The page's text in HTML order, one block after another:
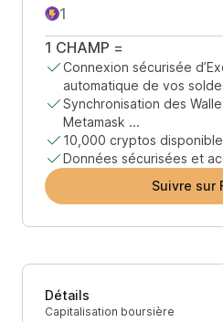
1 CHAMP =
Connexion sécurisée
automatique de vos
Synchronisation des
Metamask ...
10,000 cryptos
Données sécurisées et
Suivre sur
Détails
Capitalisation boursière